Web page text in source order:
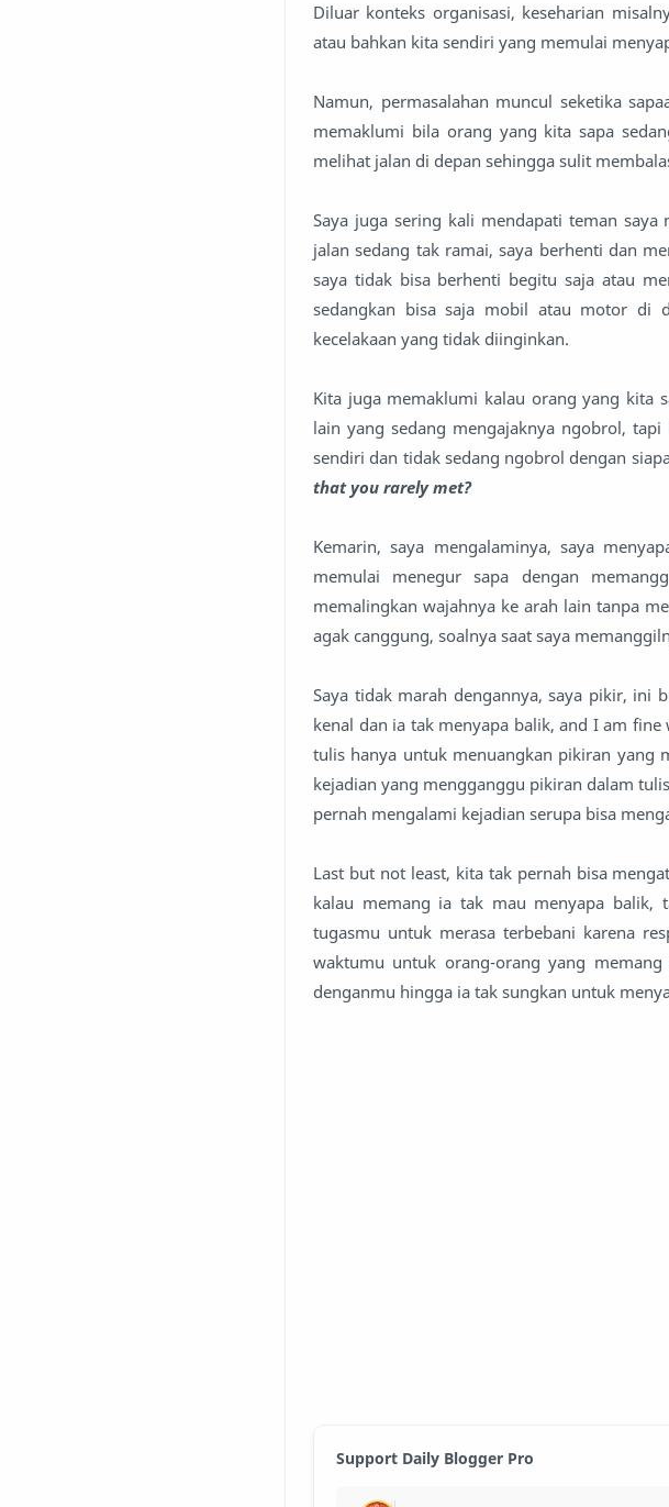
Diluar konteks organisasi, keseharian
atau bahkan kita sendiri yang memulai
Namun, permasalahan muncul seketika
memaklumi bila orang yang kita sapa
melihat jalan di depan sehingga sulit
Saya juga sering kali mendapati teman
jalan sedang tak ramai, saya berhenti dan
saya tidak bisa berhenti begitu saja atau
sedangkan bisa saja mobil atau motor di
kecelakaan yang tidak diinginkan.
Kita juga memaklumi kalau orang yang kita
lain yang sedang mengajaknya ngobrol,
sendiri dan tidak sedang ngobrol dengan
that you rarely met?
Kemarin, saya mengalaminya, saya
memulai menegur sapa dengan
memalingkan wajahnya ke arah lain tanpa
agak canggung, soalnya saat saya
Saya tidak marah dengannya, saya pikir, ini
kenal dan ia tak menyapa balik, and I am
tulis hanya untuk menuangkan pikiran yang
kejadian yang mengganggu pikiran dalam
pernah mengalami kejadian serupa bisa
Last but not least, kita tak pernah bisa
kalau memang ia tak mau menyapa
tugasmu untuk merasa terbebani karena
waktumu untuk orang-orang yang
denganmu hingga ia tak sungkan untuk
Support Daily Blogger Pro